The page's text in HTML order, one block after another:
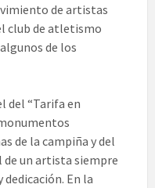
de artistas
club de atletismo
de los
del “Tarifa en
de la campiña y del
de un artista siempre
En la